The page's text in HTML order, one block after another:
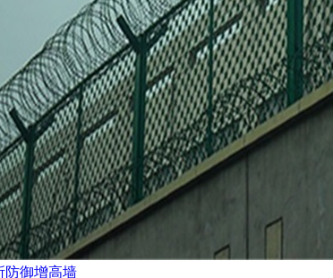
防御增高墙